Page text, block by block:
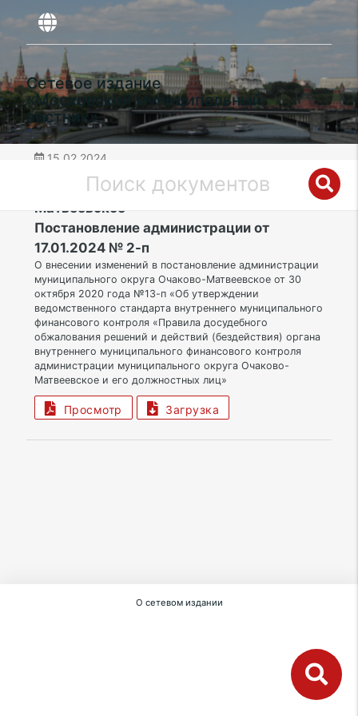
Сетевое издание
«Московский муниципальный
вестник»
15.02.2024
ЗАО | Муниципальный округ Очаково-
Матвеевское
Постановление администрации от
17.01.2024 № 2-п
О внесении изменений в постановление администрации
муниципального округа Очаково-Матвеевское от 30
октября 2020 года №13-п «Об утверждении
ведомственного стандарта внутреннего муниципального
финансового контроля «Правила досудебного
обжалования решений и действий (бездействия) органа
внутреннего муниципального финансового контроля
администрации муниципального округа Очаково-
Матвеевское и его должностных лиц»
Просмотр Загрузка
О сетевом издании